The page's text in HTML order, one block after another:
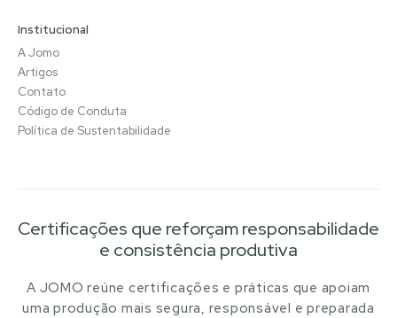
Institucional
A Jomo
Artigos
Contato
Código de Conduta
Política de Sustentabilidade
Certificações que reforçam responsabilidade
e consistência produtiva
A JOMO reúne certificações e práticas que apoiam
uma produção mais segura, responsável e preparada